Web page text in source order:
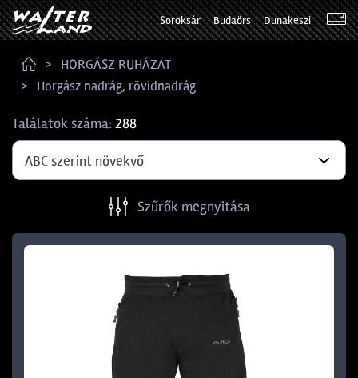
Soroksár Budaörs Dunakeszi
HORGÁSZ RUHÁZAT
Horgász nadrág, rövidnadrág
Találatok száma:288
ABC szerint növekvő
Szűrők megnyitása